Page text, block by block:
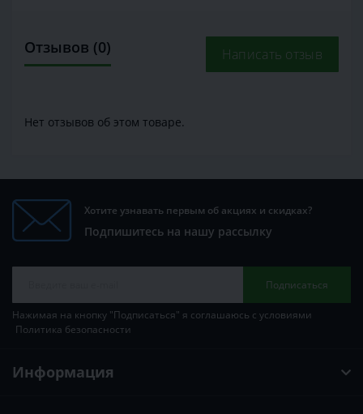
Отзывов (0) Написать отзыв
Нет отзывов об этом товаре.
Хотите узнавать первым об акциях и скидках?
Подпишитесь на нашу рассылку
Подписаться
Нажимая на кнопку "Подписаться" я соглашаюсь с условиями
Политика безопасности
Информация